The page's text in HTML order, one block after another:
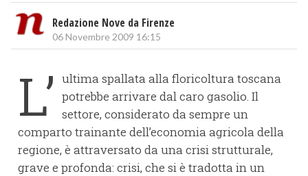
Redazione Nove da Firenze
06 Novembre 2009 16:15
L’ ultima spallata alla floricoltura toscana
potrebbe arrivare dal caro gasolio. Il
settore, considerato da sempre un
comparto trainante dell’economia agricola della
regione, è attraversato da una crisi strutturale,
grave e profonda: crisi, che si è tradotta in un